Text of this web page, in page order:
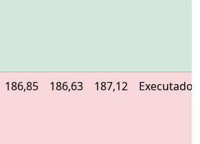
186,85 186,63 187,12 Executado